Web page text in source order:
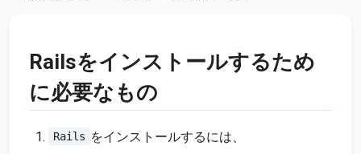
Railsをインストールするため
に必要なもの
Rails をインストールするには、